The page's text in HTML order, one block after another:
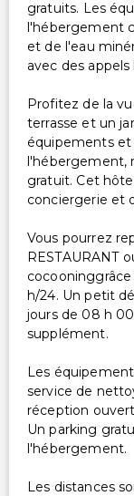
gratuits. Les
l'hébergement
et de l'eau
avec des
Profitez de la
terrasse et un
équipements et
l'hébergement,
gratuit. Cet
conciergerie et
Vous pourrez
RESTAURANT
h/24. Un petit
jours de 08 h
supplément.
Les
service de
réception
Un parking
l'hébergement.
Les distances